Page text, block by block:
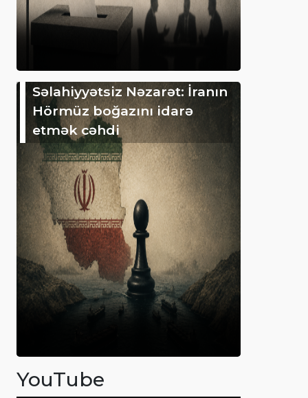
Səlahiyyətsiz Nəzarət: İranın
Hörmüz boğazını idarə
etmək cəhdi
YouTube